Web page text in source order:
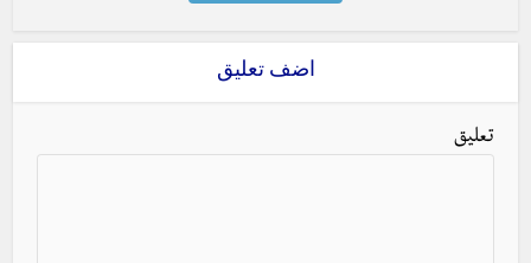
اضف تعليق
تعليق